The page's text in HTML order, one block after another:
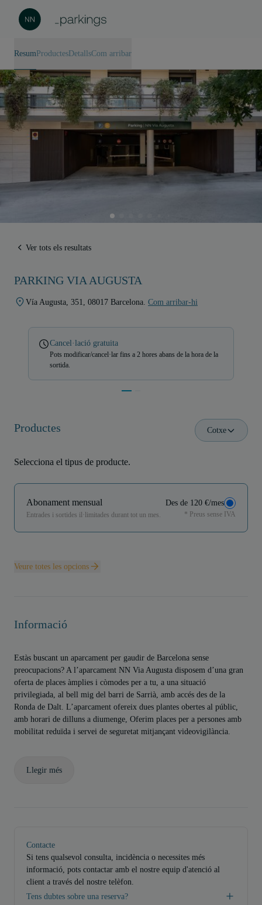
Resum Productes DetallsCom arribar
Ver tots els resultats
PARKING VIA AUGUSTA
Vía Augusta, 351, 08017 Barcelona. Com arribar-hi
Cancel·lació gratuita
Pots modificar/cancel·lar fins a 2 hores abans de la hora de la
sortida.
Productes
Selecciona el tipus de producte.
Cotxe
Abonament mensual
Entrades i sortides il·limitades durant tot un mes.
Des de 120 €/mes
* Preus sense IVA
Veure totes les opcions
Informació
Estàs buscant un aparcament per gaudir de Barcelona sense
preocupacions? A l’aparcament NN Via Augusta disposem d’una gran
oferta de places àmplies i còmodes per a tu, a una situació
privilegiada, al bell mig del barri de Sarrià, amb accés des de la
Ronda de Dalt. L’aparcament ofereix dues plantes obertes al públic,
amb horari de dilluns a diumenge, Oferim places per a persones amb
mobilitat reduïda i servei de seguretat mitjançant videovigilància.
Llegir més
Contacte
Si tens qualsevol consulta, incidència o necessites més
informació, pots contactar amb el nostre equip d'atenció al
client a través del nostre telèfon.
Tens dubtes sobre una reserva?